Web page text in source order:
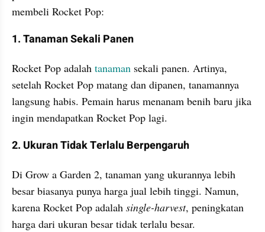
membeli Rocket Pop:
1. Tanaman Sekali Panen
Rocket Pop adalah tanaman sekali panen. Artinya,
setelah Rocket Pop matang dan dipanen, tanamannya
langsung habis. Pemain harus menanam benih baru jika
ingin mendapatkan Rocket Pop lagi.
2. Ukuran Tidak Terlalu Berpengaruh
Di Grow a Garden 2, tanaman yang ukurannya lebih
besar biasanya punya harga jual lebih tinggi. Namun,
karena Rocket Pop adalah single-harvest, peningkatan
harga dari ukuran besar tidak terlalu besar.